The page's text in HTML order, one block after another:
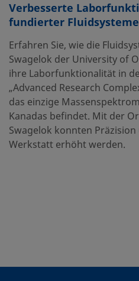
Verbesserte
fundierter
Erfahren Sie, wie die
Swagelok der University of
ihre Laborfunktionalität in
„Advanced Research
das einzige
Kanadas befindet. Mit der
Swagelok konnten
Werkstatt erhöht werden.